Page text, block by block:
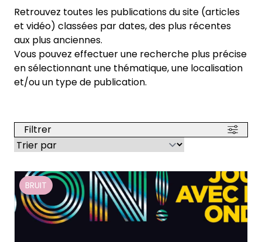
Retrouvez toutes les publications du site (articles
et vidéo) classées par dates, des plus récentes
aux plus anciennes.
Vous pouvez effectuer une recherche plus précise
en sélectionnant une thématique, une localisation
et/ou un type de publication.
Filtrer
BRUIT